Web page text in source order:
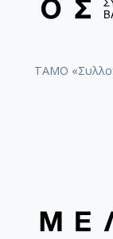
ΤΑΜΟ